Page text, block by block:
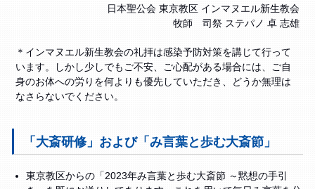
日本聖公会 東京教区 インマヌエル新生教会
牧師 司祭 ステパノ 卓 志雄
＊インマヌエル新生教会の礼拝は感染予防対策を講じて行って
います。しかし少しでもご不安、ご心配がある場合には、ご自
身のお体への労りを何よりも優先していただき、どうか無理は
なさらないでください。
「大斎研修」および「み言葉と歩む大斎節」
東京教区からの「2023年み言葉と歩む大斎節 ～黙想の手引